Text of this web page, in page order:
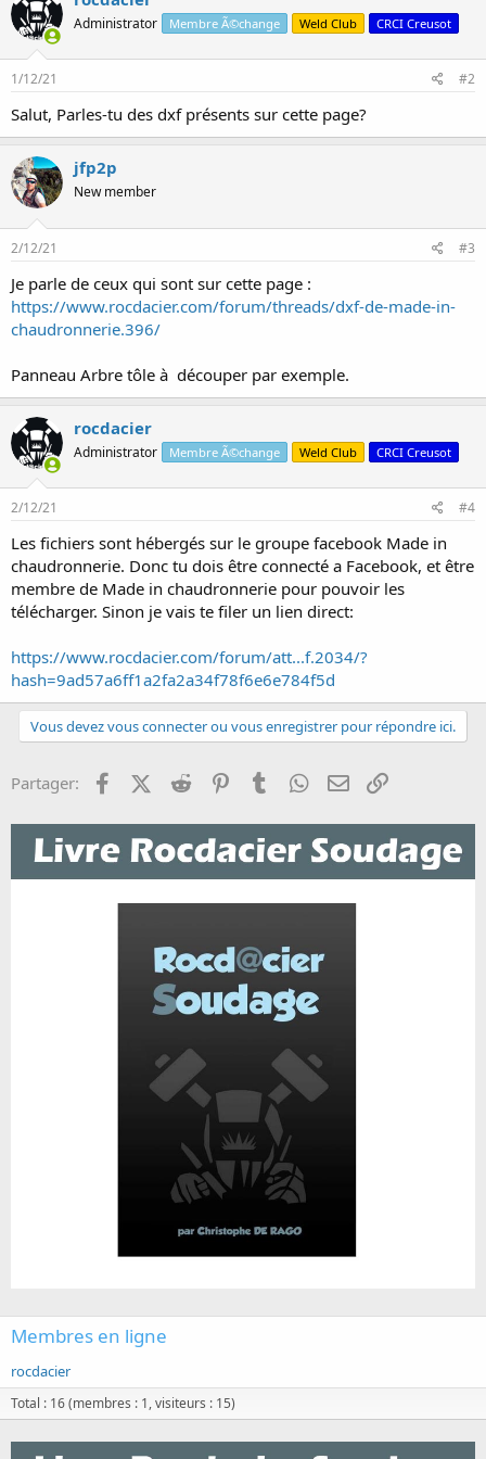
Administrator Membre Ã©change Weld Club CRCI Creusot
1/12/21 #2
Salut, Parles-tu des dxf présents sur cette page?
jfp2p
New member
2/12/21 #3
Je parle de ceux qui sont sur cette page :
https://www.rocdacier.com/forum/threads/dxf-de-made-in-
chaudronnerie.396/
Panneau Arbre tôle à découper par exemple.
rocdacier
Administrator Membre Ã©change Weld Club CRCI Creusot
2/12/21 #4
Les fichiers sont hébergés sur le groupe facebook Made in
chaudronnerie. Donc tu dois être connecté a Facebook, et être
membre de Made in chaudronnerie pour pouvoir les
télécharger. Sinon je vais te filer un lien direct:
https://www.rocdacier.com/forum/att...f.2034/?
hash=9ad57a6ff1a2fa2a34f78f6e6e784f5d
Vous devez vous connecter ou vous enregistrer pour répondre ici.
Partager: FacebookX (Twitter)
Reddit PinterestTumblr WhatsApp
Email
Membres en ligne
rocdacier
Total : 16 (membres : 1, visiteurs : 15)